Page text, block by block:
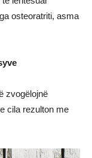
osteoratriti, asma
zvogëlojnë
cila rezulton me